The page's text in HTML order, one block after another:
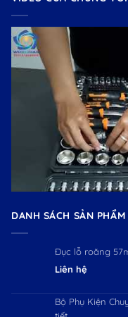
DANH SÁCH SẢN
Đục lỗ roăng
Liên hệ
Bộ Phụ Kiện